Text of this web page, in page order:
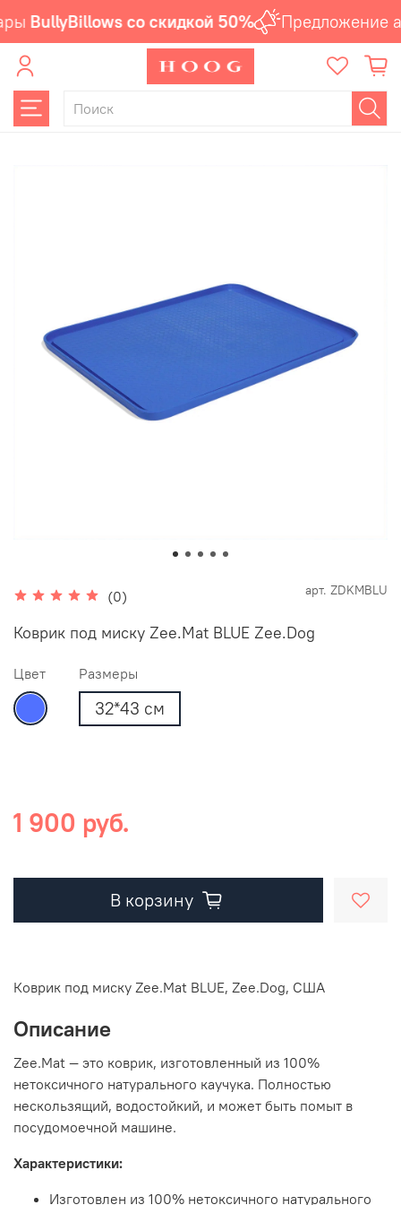
BullyBillows со скидкой 50% Предложение
(0) арт. ZDKMBLU
Коврик под миску Zee.Mat BLUE Zee.Dog
Цвет Размеры
32*43 см
1 900 руб.
В корзину
Коврик под миску Zee.Mat BLUE, Zee.Dog, США
Описание
Zee.Mat — это коврик, изготовленный из 100%
нетоксичного натурального каучука. Полностью
нескользящий, водостойкий, и может быть помыт в
посудомоечной машине.
Характеристики:
Изготовлен из 100% нетоксичного натурального